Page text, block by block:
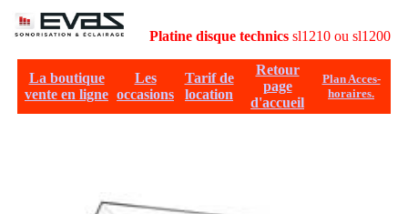
Platine disque technics sl1210 ou sl1200
La boutique
vente en ligne
Les
occasions
Tarif de
location
Retour
page
d'accueil
Plan Acces-
horaires.